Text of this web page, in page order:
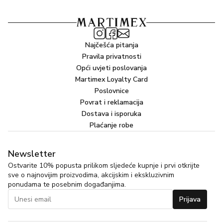
Crème de Soin à l’Amarante 50ml
Najčešća pitanja
Pravila privatnosti
Opći uvjeti poslovanja
Martimex Loyalty Card
Poslovnice
Povrat i reklamacija
Dostava i isporuka
Plaćanje robe
Newsletter
Ostvarite 10% popusta prilikom sljedeće kupnje i prvi otkrijte
sve o najnovijim proizvodima, akcijskim i ekskluzivnim
ponudama te posebnim događanjima.
Prijava